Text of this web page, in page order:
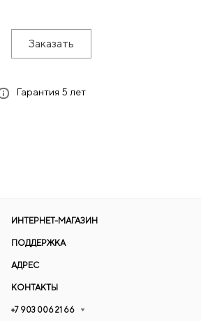
Заказать
Гарантия 5 лет
ИНТЕРНЕТ-МАГАЗИН
ПОДДЕРЖКА
АДРЕС
КОНТАКТЫ
+7 903 006 21 66